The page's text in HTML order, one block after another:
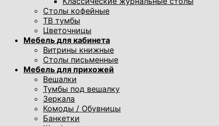
Столы кофейные
ТВ тумбы
Цветочницы
Мебель для кабинета
Витрины книжные
Столы письменные
Мебель для прихожей
Вешалки
Тумбы под вешалку
Зеркала
Комоды / Обувницы
Банкетки